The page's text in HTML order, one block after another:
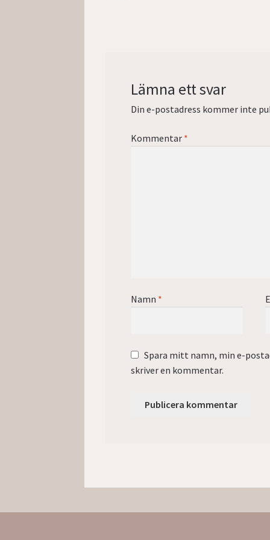
Lämna ett svar
Din e-postadress kommer inte
Kommentar *
Namn *
Spara mitt namn, min e-
skriver en kommentar.